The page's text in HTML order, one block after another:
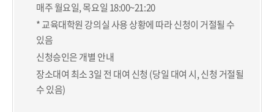
매주 월요일, 목요일 18:00~21:20
* 교육대학원 강의실 사용 상황에 따라 신청이 거절될 수
있음
신청승인은 개별 안내
장소대여 최소 3일 전 대여 신청 (당일 대여 시, 신청 거절될
수 있음)